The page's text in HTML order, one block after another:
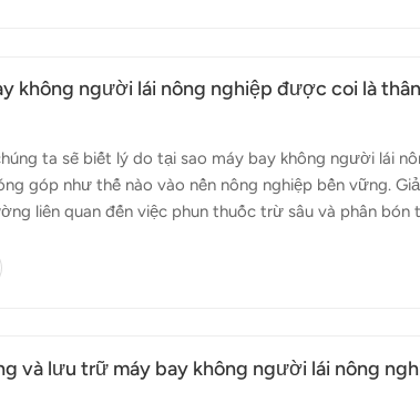
giảm nhu cầu can thiệp thủ công. Điều này đảm
không người lái nông nghiệp được coi là
ta sẽ biết lý do tại sao máy bay không người lái
góp như thế nào vào nền nông nghiệp bền vững.
liên quan đến việc phun thuốc trừ sâu và phân bón
không chỉ làm giảm tổng lượng hóa chất cần thiết
xúc với các khu vực không phải mục tiêu. Giảm thiểu
và lưu trữ máy bay không người lái nông